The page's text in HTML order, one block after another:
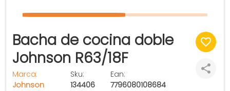
Bacha de cocina doble
Johnson R63/18F
Marca:
Johnson
Sku:
134406
Ean:
7796080108684